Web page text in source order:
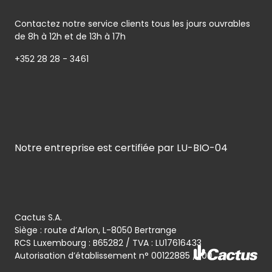
Contactez notre service clients tous les jours ouvrables
de 8h à 12h et de 13h à 17h
+352 28 28 - 3461
Cactus S.A.
Siège : route d’Arlon, L-8050 Bertrange
RCS Luxembourg : B65282 / TVA : LU17616433
Autorisation d’établissement n° 00122885 / 100
Notre entreprise est certifiée par LU-BIO-04